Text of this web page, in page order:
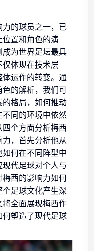
的球员之一，已
置和角色的演
为世界足坛最具
体现在技术层
运作的转变。通
的解析，我们可
格局，如何推动
同的环境中依然
个方面分析梅西
，首先分析他从
何在不同阵型中
代足球对个人与
西的影响力如何
足球文化产生深
全面展现梅西作
塑造了现代足球